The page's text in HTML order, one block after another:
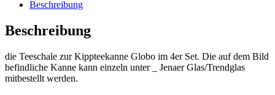
Beschreibung
Beschreibung
die Teeschale zur Kippteekanne Globo im 4er Set. Die auf dem Bild
befindliche Kanne kann einzeln unter _ Jenaer Glas/Trendglas
mitbestellt werden.